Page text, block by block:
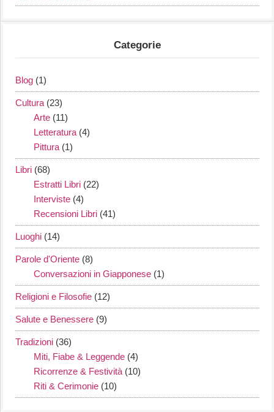
Categorie
Blog (1)
Cultura (23)
Arte (11)
Letteratura (4)
Pittura (1)
Libri (68)
Estratti Libri (22)
Interviste (4)
Recensioni Libri (41)
Luoghi (14)
Parole d'Oriente (8)
Conversazioni in Giapponese (1)
Religioni e Filosofie (12)
Salute e Benessere (9)
Tradizioni (36)
Miti, Fiabe & Leggende (4)
Ricorrenze & Festività (10)
Riti & Cerimonie (10)